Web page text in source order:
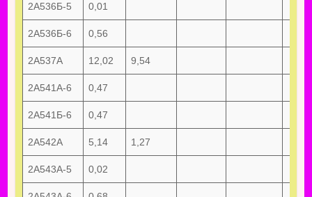
2А536Б-5 0,01
2А536Б-6 0,56
2А537А 12,02 9,54
2А541А-6 0,47
2А541Б-6 0,47
2А542А 5,14 1,27
2А543А-5 0,02